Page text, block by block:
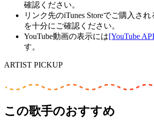
確認ください。
リンク先のiTunes Storeでご購入さ
を十分にご確認ください。
YouTube動画の表示には[YouTube
す。
ARTIST PICKUP
この歌手のおすすめ